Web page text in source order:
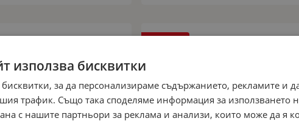
НЕНАЛИЧЕН
използва бисквитки
за да персонализираме съдържанието, рекламите и
трафик. Също така споделяме информация за използването
с нашите партньори за реклама и анализи, които може да я